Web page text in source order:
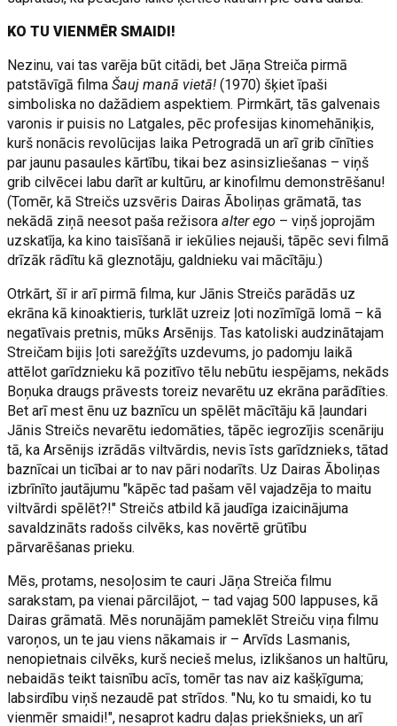
KO TU VIENMĒR SMAIDI!
Nezinu, vai tas varēja būt citādi, bet Jāņa Streiča pirmā
patstāvīgā filmaŠauj manā vietā!(1970) šķiet īpaši
simboliska no dažādiem aspektiem. Pirmkārt, tās galvenais
varonis ir puisis no Latgales, pēc profesijas kinomehāniķis,
kurš nonācis revolūcijas laika Petrogradā un arī grib cīnīties
par jaunu pasaules kārtību, tikai bez asinsizliešanas – viņš
grib cilvēcei labu darīt ar kultūru, ar kinofilmu demonstrēšanu!
(Tomēr, kā Streičs uzsvēris Dairas Āboliņas grāmatā, tas
nekādā ziņā neesot paša režisoraalter ego – viņš joprojām
uzskatīja, ka kino taisīšanā ir iekūlies nejauši, tāpēc sevi filmā
drīzāk rādītu kā gleznotāju, galdnieku vai mācītāju.)
Otrkārt, šī ir arī pirmā filma, kur Jānis Streičs parādās uz
ekrāna kā kinoaktieris, turklāt uzreiz ļoti nozīmīgā lomā – kā
negatīvais pretnis, mūks Arsēnijs. Tas katoliski audzinātajam
Streičam bijis ļoti sarežģīts uzdevums, jo padomju laikā
attēlot garīdznieku kā pozitīvo tēlu nebūtu iespējams, nekāds
Boņuka draugs prāvests toreiz nevarētu uz ekrāna parādīties.
Bet arī mest ēnu uz baznīcu un spēlēt mācītāju kā ļaundari
Jānis Streičs nevarētu iedomāties, tāpēc iegrozījis scenāriju
tā, ka Arsēnijs izrādās viltvārdis, nevis īsts garīdznieks, tātad
baznīcai un ticībai ar to nav pāri nodarīts. Uz Dairas Āboliņas
izbrīnīto jautājumu "kāpēc tad pašam vēl vajadzēja to maitu
viltvārdi spēlēt?!" Streičs atbild kā jaudīga izaicinājuma
savaldzināts radošs cilvēks, kas novērtē grūtību
pārvarēšanas prieku.
Mēs, protams, nesoļosim te cauri Jāņa Streiča filmu
sarakstam, pa vienai pārcilājot, – tad vajag 500 lappuses, kā
Dairas grāmatā. Mēs norunājām pameklēt Streiču viņa filmu
varoņos, un te jau viens nākamais ir – Arvīds Lasmanis,
nenopietnais cilvēks, kurš necieš melus, izlikšanos un haltūru,
nebaidās teikt taisnību acīs, tomēr tas nav aiz kašķīguma;
labsirdību viņš nezaudē pat strīdos. "Nu, ko tu smaidi, ko tu
vienmēr smaidi!", nesaprot kadru daļas priekšnieks, un arī